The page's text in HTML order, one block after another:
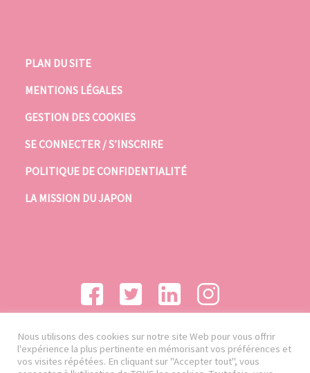
PLAN DU SITE
MENTIONS LÉGALES
GESTION DES COOKIES
SE CONNECTER / S’INSCRIRE
POLITIQUE DE CONFIDENTIALITÉ
LA MISSION DU JAPON
Nous utilisons des cookies sur notre site Web pour vous offrir
l'expérience la plus pertinente en mémorisant vos préférences et
vos visites répétées. En cliquant sur "Accepter tout", vous